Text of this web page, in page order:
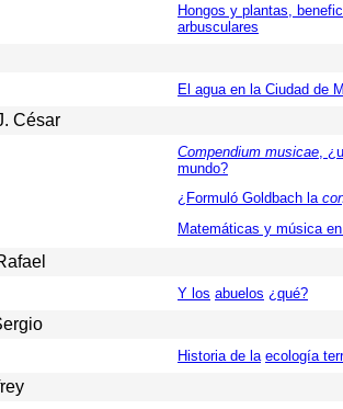
Hongos y plantas,
arbusculares
El agua en la Ciudad de
César
Compendium musicae ,
mundo?
¿Formuló Goldbach la
Matemáticas y música
Y los abuelos ¿qué?
Historia de la ecología